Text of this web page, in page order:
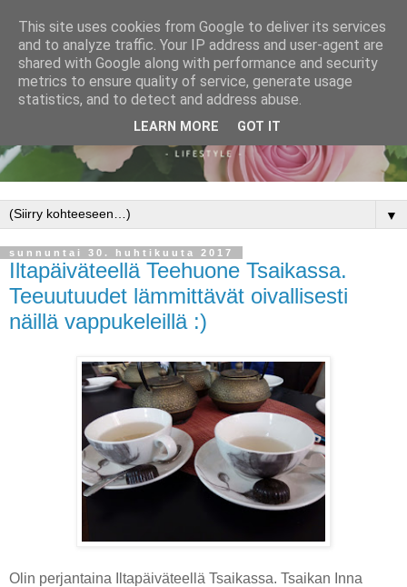
▼
sunnuntai 30. huhtikuuta 2017
Iltapäiväteellä Teehuone Tsaikassa.
Teeuutuudet lämmittävät oivallisesti
näillä vappukeleillä :)
Olin perjantaina Iltapäiväteellä Tsaikassa. Tsaikan Inna
This site uses cookies from Google to deliver its services
and to analyze traffic. Your IP address and user-agent are
shared with Google along with performance and security
metrics to ensure quality of service, generate usage
statistics, and to detect and address abuse.
LEARN MORE GOT IT